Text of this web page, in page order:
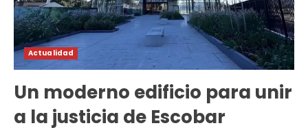
Actualidad
Un moderno edificio para unir
a la justicia de Escobar